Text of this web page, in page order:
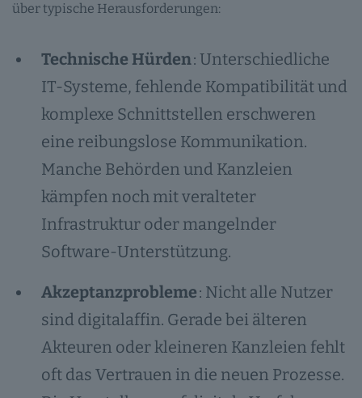
über typische Herausforderungen:
Technische Hürden: Unterschiedliche
IT-Systeme, fehlende Kompatibilität und
komplexe Schnittstellen erschweren
eine reibungslose Kommunikation.
Manche Behörden und Kanzleien
kämpfen noch mit veralteter
Infrastruktur oder mangelnder
Software-Unterstützung.
Akzeptanzprobleme: Nicht alle Nutzer
sind digitalaffin. Gerade bei älteren
Akteuren oder kleineren Kanzleien fehlt
oft das Vertrauen in die neuen Prozesse.